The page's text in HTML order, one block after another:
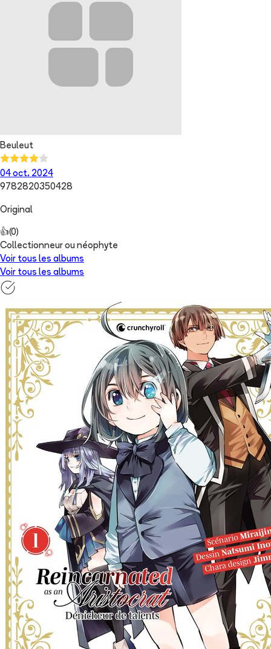
Beuleut
04 oct. 2024
9782820350428
Original
👍(0)
Collectionneur ou néophyte
Voir tous les albums
Voir tous les albums